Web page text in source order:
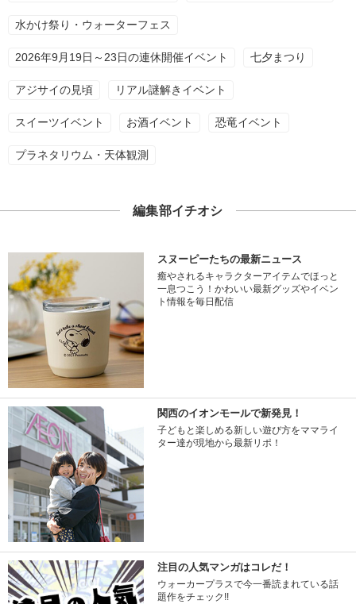
水かけ祭り・ウォーターフェス
2026年9月19日～23日の連休開催イベント 七夕まつり
アジサイの見頃 リアル謎解きイベント
スイーツイベント お酒イベント 恐竜イベント
プラネタリウム・天体観測
編集部イチオシ
スヌーピーたちの最新ニュース
癒やされるキャラクターアイテムでほっと
一息つこう！かわいい最新グッズやイベン
ト情報を毎日配信
関西のイオンモールで新発見！
子どもと楽しめる新しい遊び方をママライ
ター達が現地から最新リポ！
注目の人気マンガはコレだ！
ウォーカープラスで今一番読まれている話
題作をチェック!!